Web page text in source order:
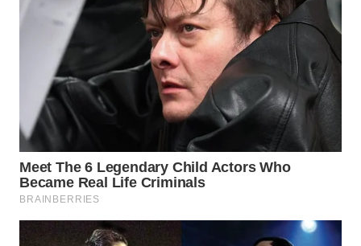
WN
LANGKAT
WN
TAPANULI
SELATAN
WN
TANJUNG
LESUNG